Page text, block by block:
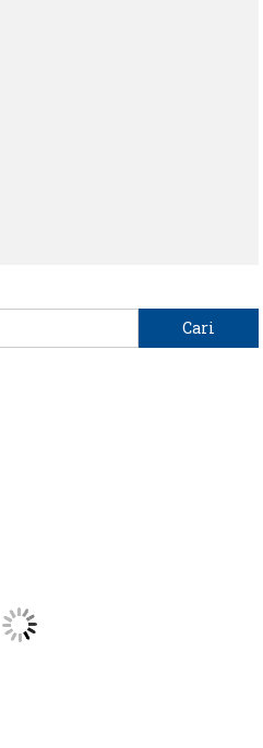
untuk: